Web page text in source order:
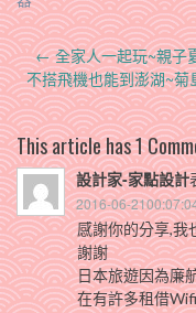
Post
navigation
←全家人一起玩~親子
不搭飛機也能到澎湖~
This article has 1
設計家-家點設計
2016-06-
感謝你的分享,我
謝謝
日本旅遊因為廉
在有許多租借